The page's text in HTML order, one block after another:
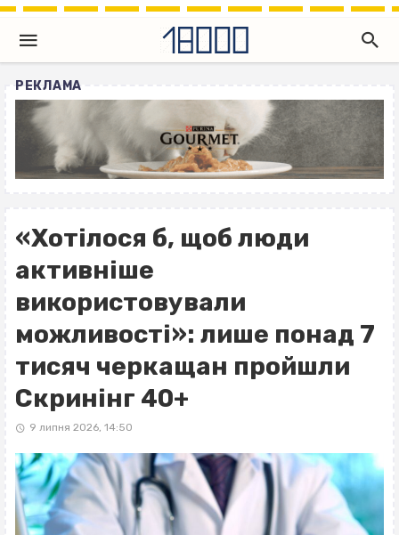
РЕКЛАМА
«Хотілося б, щоб люди
активніше
використовували
можливості»: лише понад 7
тисяч черкащан пройшли
Скринінг 40+
9 липня 2026, 14:50